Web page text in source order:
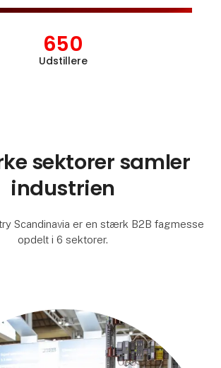
650
Udstillere
sektorer samler
industrien
Scandinavia er en stærk B2B fagmesse
opdelt i 6 sektorer.